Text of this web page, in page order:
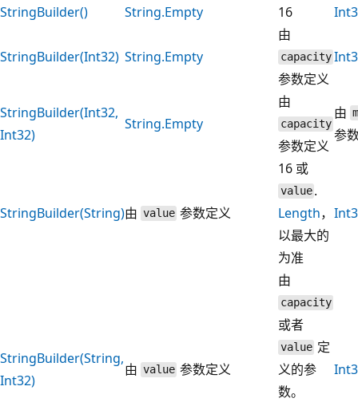
StringBuilder()
String.Empty 16
StringBuilder(Int32) String.Empty
由
capacity
参数定义
StringBuilder(Int32,
Int32)
String.Empty
由
capacity
参数定义
由
参
StringBuilder(String)由 value 参数定义
16 或
value .
Length，
以最大的
为准
StringBuilder(String,
Int32)
由 value 参数定义
由
capacity
或者
value 定
义的参
数。